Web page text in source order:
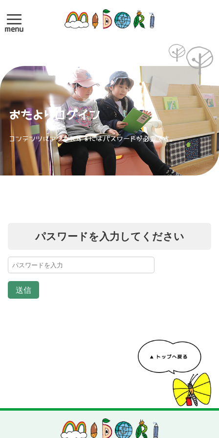
menu
おたよりログイン
コンテンツにアクセスするにはパスワードが必要です。
パスワードを入力してください
送信